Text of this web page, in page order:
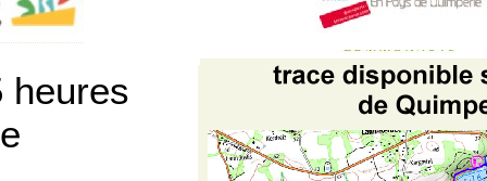
heures